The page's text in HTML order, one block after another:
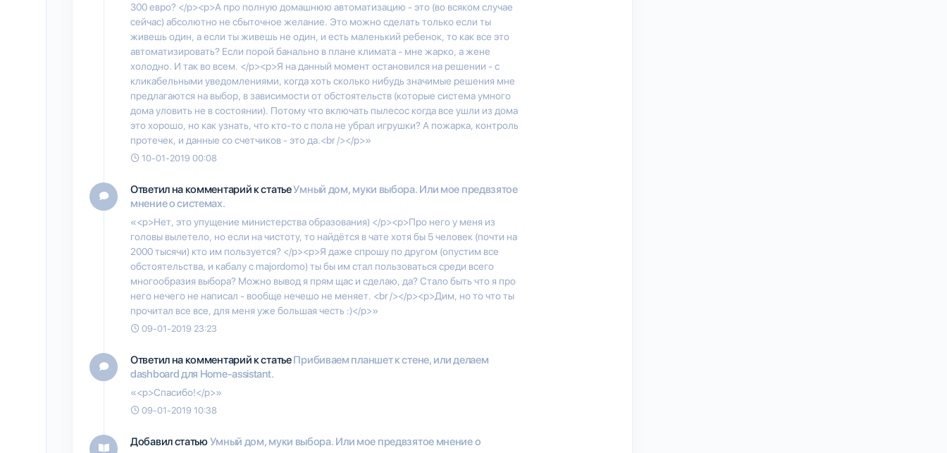
300 евро? </p><p>А про полную домашнюю автоматизацию - это (во всяком случае
сейчас) абсолютно не сбыточное желание. Это можно сделать только если ты
живешь один, а если ты живешь не один, и есть маленький ребенок, то как все это
автоматизировать? Если порой банально в плане климата - мне жарко, а жене
холодно. И так во всем. </p><p>Я на данный момент остановился на решении - с
кликабельными уведомлениями, когда хоть сколько нибудь значимые решения мне
предлагаются на выбор, в зависимости от обстоятельств (которые система умного
дома уловить не в состоянии). Потому что включать пылесос когда все ушли из дома
это хорошо, но как узнать, что кто-то с пола не убрал игрушки? А пожарка, контроль
протечек, и данные со счетчиков - это да.<br /></p>»
10-01-2019 00:08
Ответил на комментарий к статьеУмный дом, муки выбора. Или мое предвзятое
мнение о системах.
«<p>Нет, это упущение министерства образования) </p><p>Про него у меня из
головы вылетело, но если на чистоту, то найдётся в чате хотя бы 5 человек (почти на
2000 тысячи) кто им пользуется? </p><p>Я даже спрошу по другом (опустим все
обстоятельства, и кабалу с majordomo) ты бы им стал пользоваться среди всего
многообразия выбора? Можно вывод я прям щас и сделаю, да? Стало быть что я про
него нечего не написал - вообще нечешо не меняет. <br /></p><p>Дим, но то что ты
прочитал все все, для меня уже большая честь :)</p>»
09-01-2019 23:23
Ответил на комментарий к статьеПрибиваем планшет к стене, или делаем
dashboard для Home-assistant.
«<p>Спасибо!</p>»
09-01-2019 10:38
Добавил статьюУмный дом, муки выбора. Или мое предвзятое мнение о